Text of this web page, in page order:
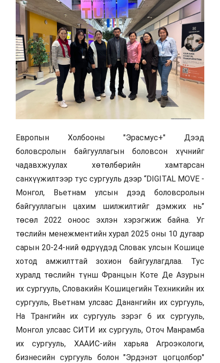
Европын Холбооны "Эрасмус+" Дээд
боловсролын байгууллагын боловсон хүчнийг
чадавхжуулах хөтөлбөрийн хамтарсан
санхүүжилтээр тус сургууль дээр “DIGITAL MOVE -
Монгол, Вьетнам улсын дээд боловсролын
байгууллагын цахим шилжилтийг дэмжих нь”
төсөл 2022 оноос эхлэн хэрэгжиж байна. Уг
төслийн менежментийн хурал 2025 оны 10 дугаар
сарын 20-24-ний өдрүүдэд Словак улсын Кошице
хотод амжилттай зохион байгуулагдлаа. Тус
хуралд төслийн түнш Францын Коте Де Азурын
их сургууль, Словакийн Кошицегийн Техникийн их
сургууль, Вьетнам улсаас Данангийн их сургууль,
На Трангийн их сургууль зэрэг 6 их сургууль,
Монгол улсаас СИТИ их сургууль, Оточ Манрамба
их сургууль, ХААИС-ийн харьяа Агроэкологи,
бизнесийн сургууль болон "Эрдэнэт цогцолбор"